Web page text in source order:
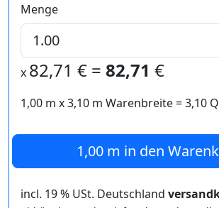
Menge
x 82,71 € = 82,71 €
1,00 m x3,10 m Warenbreite =3,10
1,00 m in den
incl. 19 % USt. Deutschland